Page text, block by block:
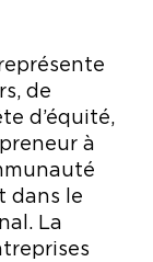
de
d’équité,
à
dans le
La